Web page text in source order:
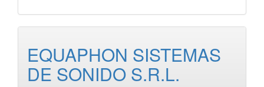
EQUAPHON SISTEMAS
DE SONIDO S.R.L.